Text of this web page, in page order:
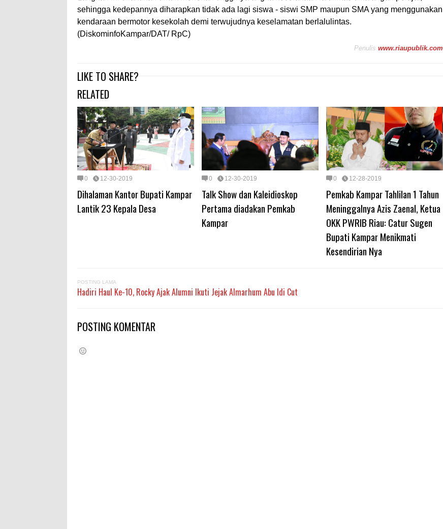
sehingga kedepannya diharapkan tidak ada lagi siswa - siswi SMP maupun SMA yang menggunakan
kendaraan bermotor kesekolah demi terwujudnya keselamatan berlalulintas.
(DiskominfoKampar/DAT/ RpC)
Penulis www.riaupublik.com
LIKE TO SHARE?
RELATED
0 12-30-2019
Dihalaman Kantor Bupati Kampar
Lantik 23 Kepala Desa
0 12-30-2019
Talk Show dan Kaleidioskop
Pertama diadakan Pemkab
Kampar
0 12-28-2019
Pemkab Kampar Tahlilan 1 Tahun
Meninggalnya Azis Zaenal, Ketua
OKK PWRIB Riau: Catur Sugen
Bupati Kampar Menikmati
Kesendirian Nya
POSTING LAMA
Hadiri Haul Ke-10, Rocky Ajak Alumni Ikuti Jejak Almarhum Abu Idi Cut
POSTING KOMENTAR